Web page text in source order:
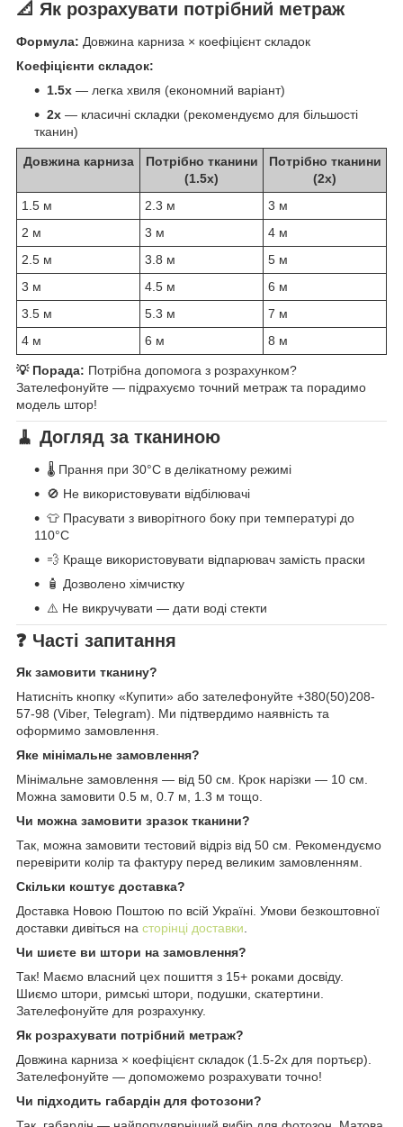
📐 Як розрахувати потрібний метраж
Формула: Довжина карниза × коефіцієнт складок
Коефіцієнти складок:
1.5x — легка хвиля (економний варіант)
2x — класичні складки (рекомендуємо для більшості
тканин)
Довжина карниза
Потрібно тканини
(1.5x)
Потрібно тканини
(2x)
1.5 м
2.3 м
3 м
2 м
3 м
4 м
2.5 м
3.8 м
5 м
3 м
4.5 м
6 м
3.5 м
5.3 м
7 м
4 м
6 м 8 м
💡 Порада: Потрібна допомога з розрахунком?
Зателефонуйте — підрахуємо точний метраж та порадимо
модель штор!
🧹 Догляд за тканиною
🌡️ Прання при 30°C в делікатному режимі
🚫 Не використовувати відбілювачі
👕 Прасувати з виворітного боку при температурі до
110°C
💨 Краще використовувати відпарювач замість праски
🧴 Дозволено хімчистку
⚠️ Не викручувати — дати воді стекти
❓ Часті запитання
Як замовити тканину?
Натисніть кнопку «Купити» або зателефонуйте +380(50)208-
57-98 (Viber, Telegram). Ми підтвердимо наявність та
оформимо замовлення.
Яке мінімальне замовлення?
Мінімальне замовлення — від 50 см. Крок нарізки — 10 см.
Можна замовити 0.5 м, 0.7 м, 1.3 м тощо.
Чи можна замовити зразок тканини?
Так, можна замовити тестовий відріз від 50 см. Рекомендуємо
перевірити колір та фактуру перед великим замовленням.
Скільки коштує доставка?
Доставка Новою Поштою по всій Україні. Умови безкоштовної
доставки дивіться на сторінці доставки.
Чи шиєте ви штори на замовлення?
Так! Маємо власний цех пошиття з 15+ роками досвіду.
Шиємо штори, римські штори, подушки, скатертини.
Зателефонуйте для розрахунку.
Як розрахувати потрібний метраж?
Довжина карниза × коефіцієнт складок (1.5-2x для портьєр).
Зателефонуйте — допоможемо розрахувати точно!
Чи підходить габардін для фотозони?